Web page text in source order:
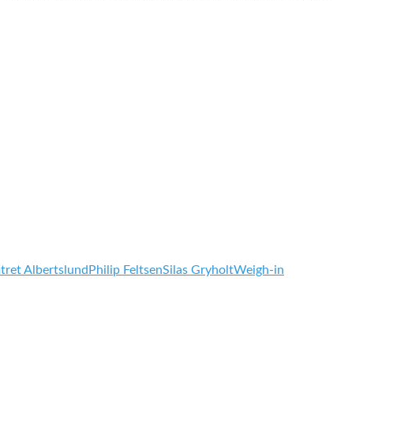
Albertslund Philip FeltsenSilas GryholtWeigh-in